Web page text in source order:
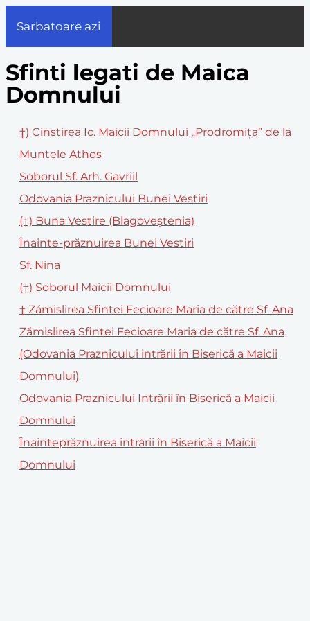
Sarbatoare azi
Sfinti legati de Maica
Domnului
†) Cinstirea Ic. Maicii Domnului „Prodromița” de la
Muntele Athos
Soborul Sf. Arh. Gavriil
Odovania Praznicului Bunei Vestiri
(†) Buna Vestire (Blagoveștenia)
Înainte-prăznuirea Bunei Vestiri
Sf. Nina
(†) Soborul Maicii Domnului
† Zămislirea Sfintei Fecioare Maria de către Sf. Ana
Zămislirea Sfintei Fecioare Maria de către Sf. Ana
(Odovania Praznicului intrării în Biserică a Maicii
Domnului)
Odovania Praznicului Intrării în Biserică a Maicii
Domnului
Înainteprăznuirea intrării în Biserică a Maicii
Domnului